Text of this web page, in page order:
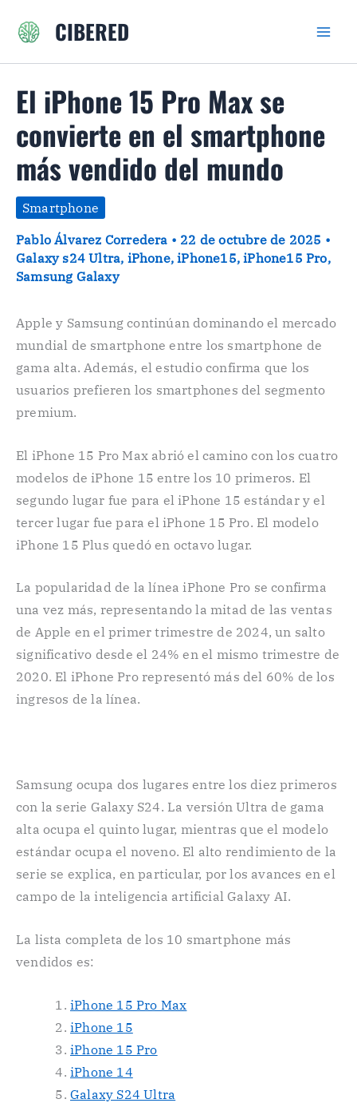
CIBERED
El iPhone 15 Pro Max se
convierte en el smartphone
más vendido del mundo
Smartphone
Pablo Álvarez Corredera • 22 de octubre de 2025 •
Galaxy s24 Ultra, iPhone,iPhone15,iPhone15 Pro,
Samsung Galaxy
Apple y Samsung continúan dominando el mercado
mundial de smartphone entre los smartphone de
gama alta. Además, el estudio confirma que los
usuarios prefieren los smartphones del segmento
premium.
El iPhone 15 Pro Max abrió el camino con los cuatro
modelos de iPhone 15 entre los 10 primeros. El
segundo lugar fue para el iPhone 15 estándar y el
tercer lugar fue para el iPhone 15 Pro. El modelo
iPhone 15 Plus quedó en octavo lugar.
La popularidad de la línea iPhone Pro se confirma
una vez más, representando la mitad de las ventas
de Apple en el primer trimestre de 2024, un salto
significativo desde el 24% en el mismo trimestre de
2020. El iPhone Pro representó más del 60% de los
ingresos de la línea.
Samsung ocupa dos lugares entre los diez primeros
con la serie Galaxy S24. La versión Ultra de gama
alta ocupa el quinto lugar, mientras que el modelo
estándar ocupa el noveno. El alto rendimiento de la
serie se explica, en particular, por los avances en el
campo de la inteligencia artificial Galaxy AI.
La lista completa de los 10 smartphone más
vendidos es:
iPhone 15 Pro Max
iPhone 15
iPhone 15 Pro
iPhone 14
Galaxy S24 Ultra